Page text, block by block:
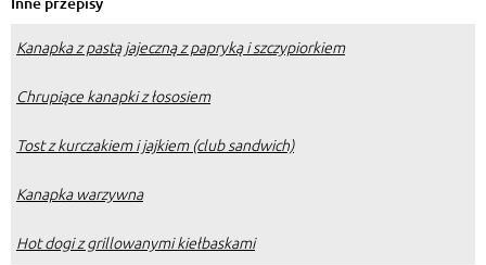
Kanapka z pastą jajeczną z papryką i szczypiorkiem
Chrupiące kanapki z łososiem
Tost z kurczakiem i jajkiem (club sandwich)
Kanapka warzywna
Hot dogi z grillowanymi kiełbaskami